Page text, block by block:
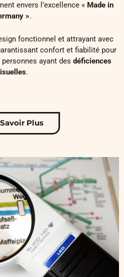
envers l’excellence « Made in
».
fonctionnel et attrayant avec
confort et fiabilité pour
ayant des déficiences
.
Plus